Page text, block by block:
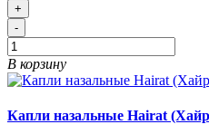
+
-
В корзину
Капли назальные Hairat